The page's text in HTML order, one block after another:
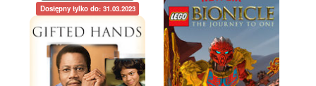
Dostępny tylko do: 31.03.2023